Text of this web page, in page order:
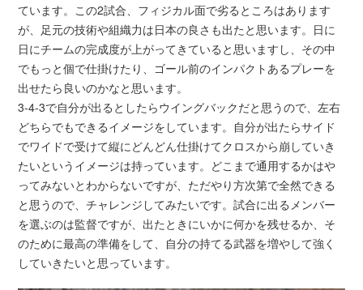
ています。この2試合、フィジカル面で劣るところはあります
が、足元の技術や組織力は日本の良さも出たと思います。日に
日にチームの完成度が上がってきていると思いますし、その中
でもっと個で仕掛けたり、ゴール前のインパクトあるプレーを
出せたら良いのかなと思います。
3-4-3で自分が出るとしたらウイングバックだと思うので、左右
どちらでもできるイメージをしています。自分が出たらサイド
でワイドで受けて縦にどんどん仕掛けてクロスから崩していき
たいというイメージは持っています。どこまで通用するかはや
ってみないとわからないですが、ただやり方次第で全然できる
と思うので、チャレンジしてみたいです。試合に出るメンバー
を選ぶのは監督ですが、出たときにいかに何かを残せるか、そ
のために最高の準備をして、自分の持てる武器を増やして強く
していきたいと思っています。